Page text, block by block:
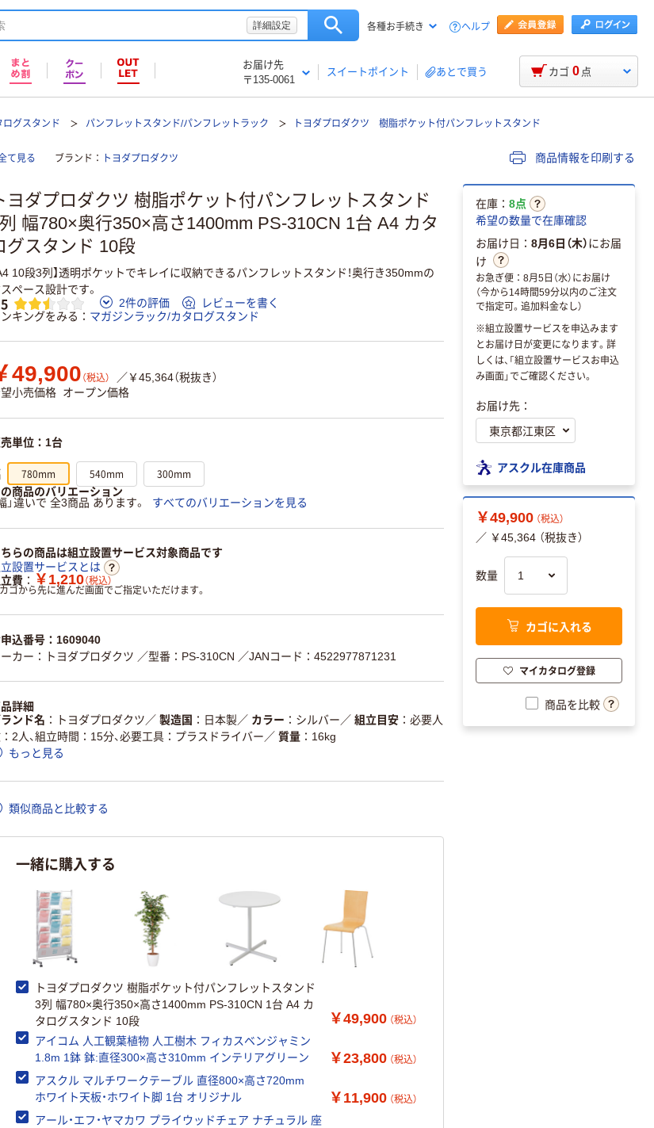
詳細設定 各種お手続き ヘルプ
お届け先
〒135-0061
スイートポイント あとで買う カゴ 0 点
ログスタンド パンフレットスタンド/パンフレットラック トヨダプロダクツ 樹脂ポケット付パンフレットスタンド
て見る ブランド トヨダプロダクツ 商品情報を印刷する
ヨダプロダクツ 樹脂ポケット付パンフレットスタンド
幅780×奥行350×高さ1400mm PS-310CN 1台 A4 カタ
グスタンド 10段
A4 10段3列】透明ポケットでキレイに収納できるパンフレットスタンド！奥行き350mmの
ペース設計です。
2件の評価
レビューを書く
キングをみる
マガジンラック/カタログスタンド
49,900 （税込）
／￥45,364（税抜き）
小売価格 オープン価格
単位：1台
780mm 540mm 300mm
の商品のバリエーション
」違いで 全3商品 あります。
すべてのバリエーションを見る
ちらの商品は組立設置サービス対象商品です
設置サービスとは
費
￥1,210（税込）
カゴから先に進んだ画面でご指定いただけます。
込番号：1609040
ーカー：トヨダプロダクツ ／型番：PS-310CN ／JANコード：4522977871231
詳細
ンド名
トヨダプロダクツ／ 製造国 日本製／ カラー シルバー／ 組立目安
必要人
2人、組立時間：15分、必要工具：プラスドライバー／ 質量
16kg
もっと見る
類似商品と比較する
一緒に購入する
トヨダプロダクツ 樹脂ポケット付パンフレットスタンド
3列 幅780×奥行350×高さ1400mm PS-310CN 1台 A4 カ
タログスタンド 10段
￥49,900 （税込）
アイコム 人工観葉植物 人工樹木 フィカスベンジャミン
1.8m 1鉢 鉢:直径300×高さ310mm インテリアグリーン
￥23,800 （税込）
アスクル マルチワークテーブル 直径800×高さ720mm
ホワイト天板・ホワイト脚 1台 オリジナル
￥11,900 （税込）
アール・エフ・ヤマカワ プライウッドチェア ナチュラル 座
在庫： 8点
希望の数量で在庫確認
お届け日： 8月6日（木）にお届
け
お急ぎ便：8月5日（水）にお届け
（今から14時間59分以内のご注文
で指定可。追加料金なし）
※組立設置サービスを申込みます
とお届け日が変更になります。詳
しくは、「組立設置サービスお申込
み画面」でご確認ください。
お届け先：
アスクル在庫商品
￥49,900 （税込）
／ ￥45,364 （税抜き）
数量
カゴに入れる
マイカタログ登録
商品を比較